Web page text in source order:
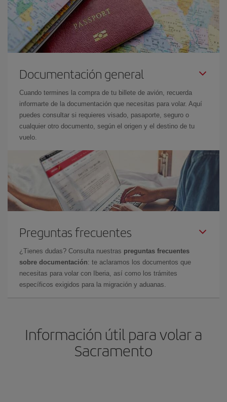
Documentación general
Cuando termines la compra de tu billete de avión, recuerda
informarte de la documentación que necesitas para volar. Aquí
puedes consultar si requieres visado, pasaporte, seguro o
cualquier otro documento, según el origen y el destino de tu
vuelo.
Preguntas frecuentes
¿Tienes dudas? Consulta nuestras preguntas frecuentes
sobre documentación: te aclaramos los documentos que
necesitas para volar con Iberia, así como los trámites
específicos exigidos para la migración y aduanas.
Información útil para volar a
Sacramento